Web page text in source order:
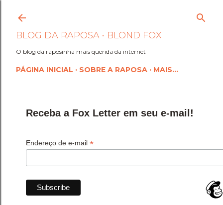
Pular para o conteúdo
BLOG DA RAPOSA • BLOND FOX
O blog da raposinha mais querida da internet
PÁGINA INICIAL SOBRE A RAPOSA MAIS…
Receba a Fox Letter em seu e-mail!
Endereço de e-mail *